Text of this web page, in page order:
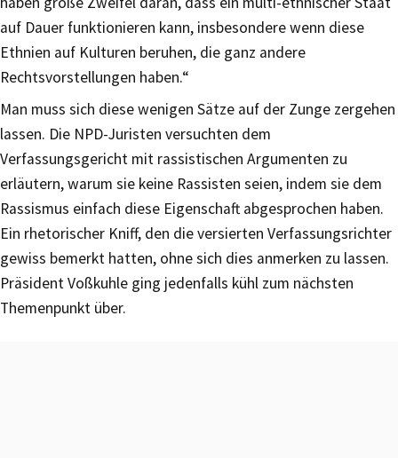
auf Dauer funktionieren kann, insbesondere wenn diese
Ethnien auf Kulturen beruhen, die ganz andere
Rechtsvorstellungen haben.“
Man muss sich diese wenigen Sätze auf der Zunge zergehen
lassen. Die NPD-Juristen versuchten dem
Verfassungsgericht mit rassistischen Argumenten zu
erläutern, warum sie keine Rassisten seien, indem sie dem
Rassismus einfach diese Eigenschaft abgesprochen haben.
Ein rhetorischer Kniff, den die versierten Verfassungsrichter
gewiss bemerkt hatten, ohne sich dies anmerken zu lassen.
Präsident Voßkuhle ging jedenfalls kühl zum nächsten
Themenpunkt über.